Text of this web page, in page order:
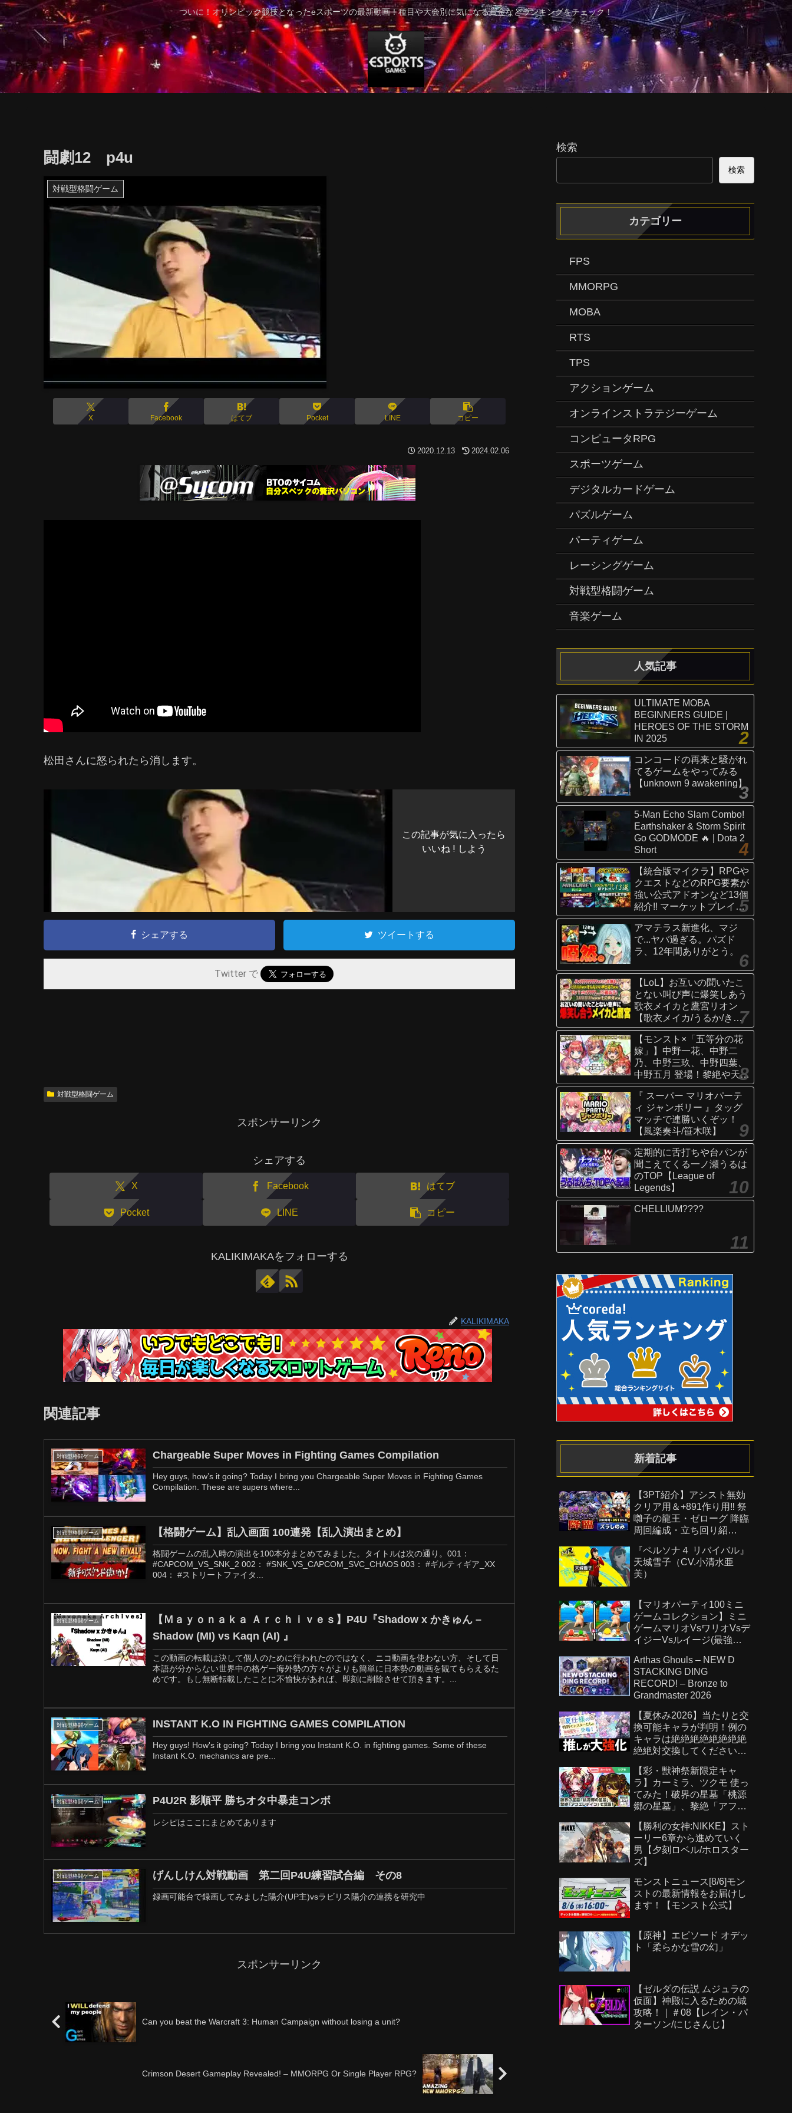
ついに！オリンピック競技となったeスポーツの最新動画！種目や大会別に気になる賞金などランキングをチェック！
闘劇12 p4u
対戦型格闘ゲーム
X Facebook はてブ Pocket LINE コピー
2020.12.13 2024.02.06
松田さんに怒られたら消します。
この記事が気に入ったら
いいね ! しよう
シェアする ツイートする
Twitter で
対戦型格闘ゲーム
スポンサーリンク
シェアする
X Facebook はてブ
Pocket LINE コピー
KALIKIMAKAをフォローする
KALIKIMAKA
関連記事
対戦型格闘ゲーム Chargeable Super Moves in Fighting Games Compilation
Hey guys, how’s it going? Today I bring you Chargeable Super Moves in Fighting Games
Compilation. These are supers where...
対戦型格闘ゲーム 【格闘ゲーム】乱入画面 100連発【乱入演出まとめ】
格闘ゲームの乱入時の演出を100本分まとめてみました。タイトルは次の通り。001：
#CAPCOM_VS_SNK_2 002： #SNK_VS_CAPCOM_SVC_CHAOS 003： #ギルティギア_XX
004： #ストリートファイタ...
対戦型格闘ゲーム
【Ｍａｙｏｎａｋａ Ａｒｃｈｉｖｅｓ】P4U『Shadow x かきゅん –
Shadow (MI) vs Kaqn (AI) 』
この動画の転載は決して個人のために行われたのではなく、ニコ動画を使わない方、そして日
本語が分からない世界中の格ゲー海外勢の方々がよりも簡単に日本勢の動画を観てもらえるた
めです。もし無断転載したことに不愉快があれば、即刻に削除させて頂きます。...
対戦型格闘ゲーム INSTANT K.O IN FIGHTING GAMES COMPILATION
Hey guys! How's it going? Today I bring you Instant K.O. in fighting games. Some of these
Instant K.O. mechanics are pre...
対戦型格闘ゲーム P4U2R 影順平 勝ちオタ中暴走コンボ
レシピはここにまとめてあります
対戦型格闘ゲーム げんしけん対戦動画 第二回P4U練習試合編 その8
録画可能台で録画してみました陽介(UP主)vsラビリス陽介の連携を研究中
スポンサーリンク
Can you beat the Warcraft 3: Human Campaign without losing a unit?
Crimson Desert Gameplay Revealed! – MMORPG Or Single Player RPG?
検索
検索
カテゴリー
FPS
MMORPG
MOBA
RTS
TPS
アクションゲーム
オンラインストラテジーゲーム
コンピュータRPG
スポーツゲーム
デジタルカードゲーム
パズルゲーム
パーティゲーム
レーシングゲーム
対戦型格闘ゲーム
音楽ゲーム
人気記事
ULTIMATE MOBA
BEGINNERS GUIDE |
HEROES OF THE STORM
IN 2025
コンコードの再来と騒がれ
てるゲームをやってみる
【unknown 9 awakening】
5-Man Echo Slam Combo!
Earthshaker & Storm Spirit
Go GODMODE 🔥 | Dota 2
Short
【統合版マイクラ】RPGや
クエストなどのRPG要素が
強い公式アドオンなど13個
紹介!! マーケットプレイス
情報
【Switch/Win10/PE/PS/Xb
ox】
アマテラス新進化、マジ
で...ヤバ過ぎる。パズド
ラ、12年間ありがとう。
【LoL】お互いの聞いたこ
とない叫び声に爆笑しあう
歌衣メイカと鷹宮リオン
【歌衣メイカ/うるか/きな
こ/ありさか/鷹宮リオン】
【モンスト×「五等分の花
嫁」】中野一花、中野二
乃、中野三玖、中野四葉、
中野五月 登場！黎絶や天魔
の孤城〜空中庭園〜などで
活躍！オリジナルSSにも注
目！【新キャラ使ってみた
｜モンスト公式】
『 スーパー マリオパーテ
ィ ジャンボリー 』タッグ
マッチで連勝いくぞッ！
【風楽奏斗/笹木咲】
定期的に舌打ちや台パンが
聞こえてくる一ノ瀬うるは
のTOP【League of
Legends】
CHELLIUM????
新着記事
【3PT紹介】アシスト無効
クリア用＆+891作り用‼️ 祭
囃子の龍王・ゼローグ 降臨
周回編成・立ち回り紹
ドラゴンズ】
『ペルソナ４ リバイバル』
天城雪子（CV.小清水亜
美）
【マリオパーティ100ミニ
ゲームコレクション】ミニ
ゲームマリオVsワリオVsデ
イジーVsルイージ(最強
Arthas Ghouls – NEW D
STACKING DING
RECORD! – Bronze to
Grandmaster 2026
【夏休み2026】当たりと交
換可能キャラが判明！例の
キャラは絶絶絶絶絶絶絶絶
絶絶対交換してください！
【彩・獣神祭新限定キャ
ラ】カーミラ、ツクモ 使っ
てみた！破界の星墓「桃源
郷の星墓」、黎絶「アフェ
ショットスキル、アシスト
スキルに注目！【新キャラ
使ってみた｜モンスト公
式】
【勝利の女神:NIKKE】スト
ーリー6章から進めていく
男【夕刻ロベル/ホロスター
ズ】
モンストニュース[8/6]モン
ストの最新情報をお届けし
ます！【モンスト公式】
【原神】エピソード オデッ
ト「柔らかな雪の幻」
【ゼルダの伝説 ムジュラの
仮面】神殿に入るための城
攻略！｜＃08【レイン・パ
ターソン/にじさんじ】